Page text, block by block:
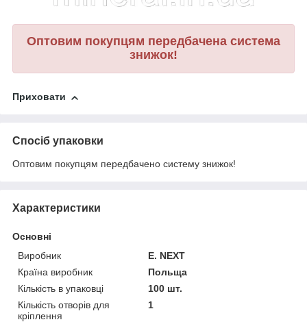
Оптовим покупцям передбачена система
знижок!
Приховати
Спосіб упаковки
Оптовим покупцям передбачено систему знижок!
Характеристики
Основні
Виробник
E. NEXT
Країна виробник
Польща
Кількість в упаковці
100 шт.
Кількість отворів для
кріплення
1